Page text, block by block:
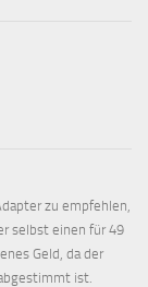
zu empfehlen,
selbst einen für 49
Geld, da der
ist.